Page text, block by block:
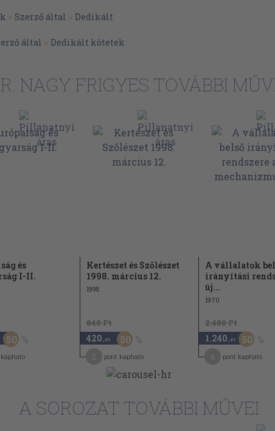
> Szerző által > Dedikált
által > Dedikált kötetek
NAGY FRIGYES TOVÁBBI
és
I-II.
50
Kertészet és Szőlészet
1998. március 12.
1998
840 Ft
420 ,-Ft 50
pont kapható
A vállalatok
irányítási
új...
1970
2.480 Ft
1.240 ,-Ft 50
pont kapható
A SOROZAT TOVÁBBI MŰVEI